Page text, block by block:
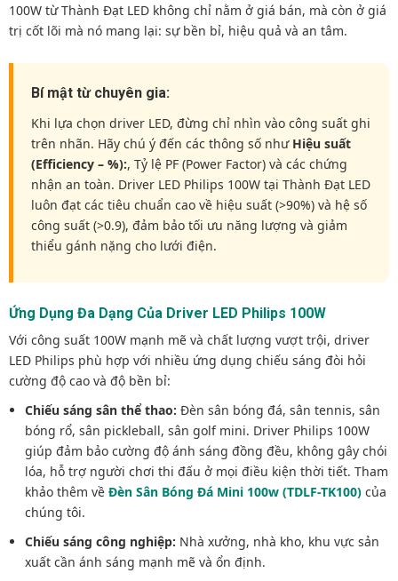
100W từ Thành Đạt LED không chỉ nằm ở giá bán, mà còn ở giá
trị cốt lõi mà nó mang lại: sự bền bỉ, hiệu quả và an tâm.
Bí mật từ chuyên gia:
Khi lựa chọn driver LED, đừng chỉ nhìn vào công suất ghi
trên nhãn. Hãy chú ý đến các thông số như Hiệu suất
(Efficiency – %):, Tỷ lệ PF (Power Factor) và các chứng
nhận an toàn. Driver LED Philips 100W tại Thành Đạt LED
luôn đạt các tiêu chuẩn cao về hiệu suất (>90%) và hệ số
công suất (>0.9), đảm bảo tối ưu năng lượng và giảm
thiểu gánh nặng cho lưới điện.
Ứng Dụng Đa Dạng Của Driver LED Philips 100W
Với công suất 100W mạnh mẽ và chất lượng vượt trội, driver
LED Philips phù hợp với nhiều ứng dụng chiếu sáng đòi hỏi
cường độ cao và độ bền bỉ:
Chiếu sáng sân thể thao: Đèn sân bóng đá, sân tennis, sân
bóng rổ, sân pickleball, sân golf mini. Driver Philips 100W
giúp đảm bảo cường độ ánh sáng đồng đều, không gây chói
lóa, hỗ trợ người chơi thi đấu ở mọi điều kiện thời tiết. Tham
khảo thêm vềĐèn Sân Bóng Đá Mini 100w (TDLF-TK100) của
chúng tôi.
Chiếu sáng công nghiệp: Nhà xưởng, nhà kho, khu vực sản
xuất cần ánh sáng mạnh mẽ và ổn định.